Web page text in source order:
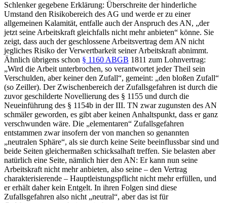
Schlenker gegebene Erklärung: Überschreite der hinderliche
Umstand den Risikobereich des AG und werde er zu einer
allgemeinen Kalamität, entfalle auch der Anspruch des AN, „der
jetzt seine Arbeitskraft gleichfalls nicht mehr anbieten“ könne. Sie
zeigt, dass auch der geschlossene Arbeitsvertrag dem AN nicht
jegliches Risiko der Verwertbarkeit seiner Arbeitskraft abnimmt.
Ähnlich übrigens schon § 1160 ABGB 1811 zum Lohnvertrag:
„Wird die Arbeit unterbrochen, so verantwortet jeder Theil sein
Verschulden, aber keiner den Zufall“, gemeint: „den bloßen Zufall“
(so Zeiller). Der Zwischenbereich der Zufallsgefahren ist durch die
zuvor geschilderte Novellierung des § 1155 und durch die
Neueinführung des § 1154b in der III. TN zwar zugunsten des AN
schmäler geworden, es gibt aber keinen Anhaltspunkt, dass er ganz
verschwunden wäre. Die „elementaren“ Zufallsgefahren
entstammen zwarinsofern der von manchen so genannten
„neutralen Sphäre“, als sie durch keine Seite beeinflussbar sind und
beide Seiten gleichermaßen schicksalhaft treffen. Sie belasten aber
natürlich eine Seite, nämlich hier den AN: Er kann nun seine
Arbeitskraft nicht mehr anbieten, also seine – den Vertrag
charakterisierende – Hauptleistungspflicht nicht mehr erfüllen, und
er erhält daherkein Entgelt. In ihren Folgen sind diese
Zufallsgefahren also nicht „neutral“, aber das ist für